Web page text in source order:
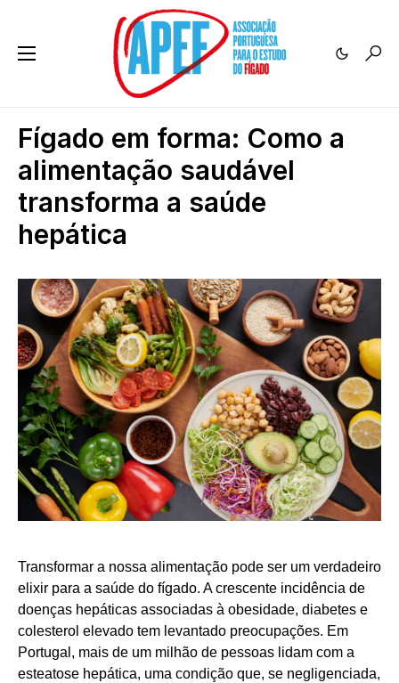
Fígado em forma: Como a
alimentação saudável
transforma a saúde
hepática
Transformar a nossa alimentação pode ser um verdadeiro
elixir para a saúde do fígado. A crescente incidência de
doenças hepáticas associadas à obesidade, diabetes e
colesterol elevado tem levantado preocupações. Em
Portugal, mais de um milhão de pessoas lidam com a
esteatose hepática, uma condição que, se negligenciada,